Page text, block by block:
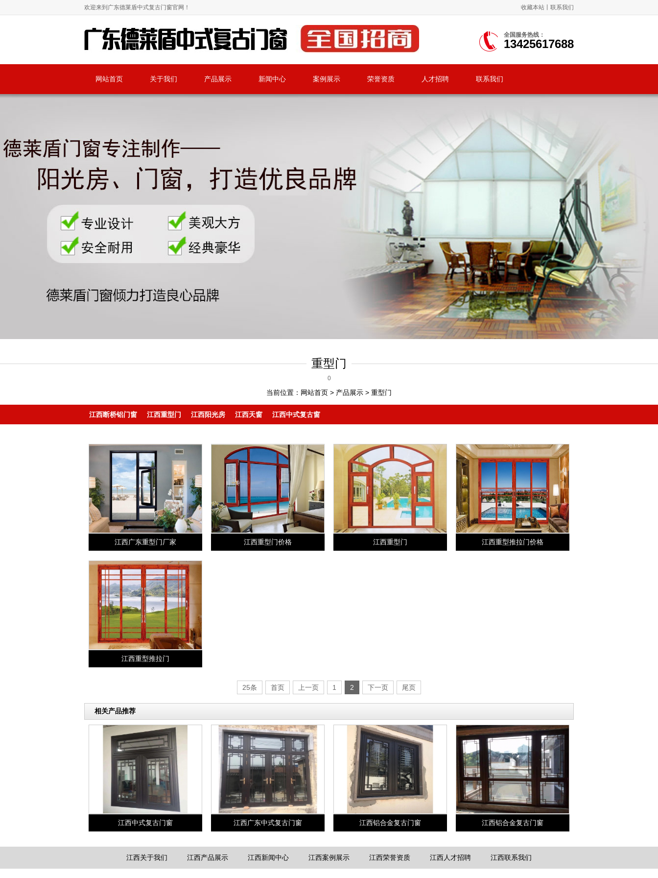
收藏本站 联系我们
欢迎来到广东德莱盾中式复古门窗官网！
全国服务热线：
13425617688
网站首页 关于我们 产品展示 新闻中心 案例展示 荣誉资质 人才招聘 联系我们
重型门
0
当前位置： 网站首页 > 产品展示 > 重型门
江西断桥铝门窗 江西重型门 江西阳光房 江西天窗 江西中式复古窗
江西广东重型门厂家 江西重型门价格 江西重型门 江西重型推拉门价格
江西重型推拉门
25条 首页 上一页 1 2 下一页 尾页
相关产品推荐
江西中式复古门窗 江西广东中式复古门窗 江西铝合金复古门窗 江西铝合金复古门窗
江西关于我们 江西产品展示 江西新闻中心 江西案例展示 江西荣誉资质 江西人才招聘 江西联系我们